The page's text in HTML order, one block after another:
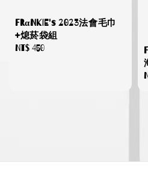
FRαNKIE's 2023法會毛巾
+熄菸袋組
Regular
NT$ 450